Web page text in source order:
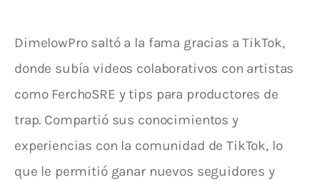
DimelowPro saltó a la fama gracias a TikTok,
donde subía videos colaborativos con artistas
como FerchoSRE y tips para productores de
trap. Compartió sus conocimientos y
experiencias con la comunidad de TikTok, lo
que le permitió ganar nuevos seguidores y